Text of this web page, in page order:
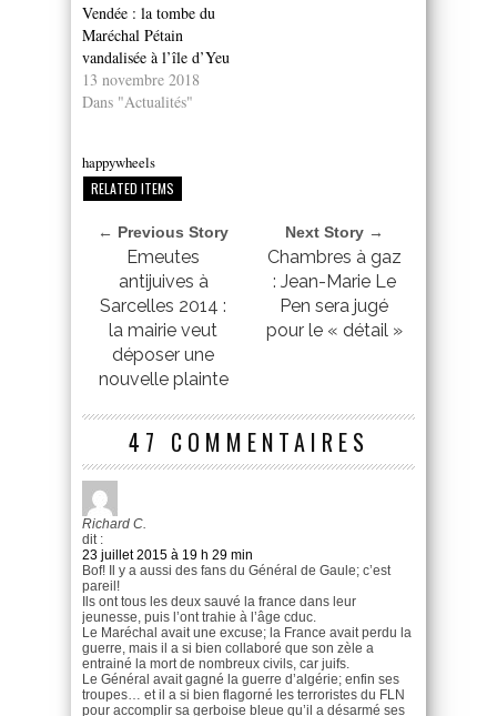
Vendée : la tombe du
Maréchal Pétain
vandalisée à l’île d’Yeu
13 novembre 2018
Dans "Actualités"
happywheels
RELATED ITEMS
← Previous Story
Emeutes
antijuives à
Sarcelles 2014 :
la mairie veut
déposer une
nouvelle plainte
Next Story →
Chambres à gaz
: Jean-Marie Le
Pen sera jugé
pour le « détail »
47 COMMENTAIRES
Richard C.
dit :
23 juillet 2015 à 19 h 29 min
Bof! Il y a aussi des fans du Général de Gaule; c’est
pareil!
Ils ont tous les deux sauvé la france dans leur
jeunesse, puis l’ont trahie à l’âge cduc.
Le Maréchal avait une excuse; la France avait perdu la
guerre, mais il a si bien collaboré que son zèle a
entrainé la mort de nombreux civils, car juifs.
Le Général avait gagné la guerre d’algérie; enfin ses
troupes… et il a si bien flagorné les terroristes du FLN
pour accomplir sa gerboise bleue qu’il a désarmé ses